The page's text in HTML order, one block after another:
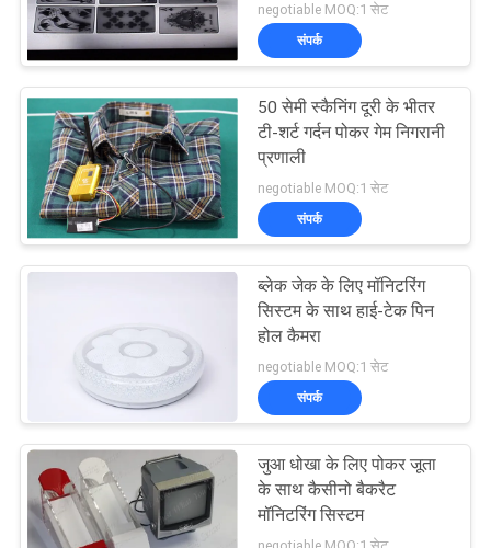
PRIVACY
POLICY
बैकएरैट धोखा प्रणाली
30
पासा धोखाधड़ी डिवाइस
28
negotiable MOQ:1 सेट
संपर्क
50 सेमी स्कैनिंग दूरी के भीतर
टी-शर्ट गर्दन पोकर गेम निगरानी
प्रणाली
negotiable MOQ:1 सेट
संपर्क
ब्लेक जेक के लिए मॉनिटरिंग
सिस्टम के साथ हाई-टेक पिन
होल कैमरा
negotiable MOQ:1 सेट
संपर्क
जुआ धोखा के लिए पोकर जूता
के साथ कैसीनो बैकरैट
मॉनिटरिंग सिस्टम
negotiable MOQ:1 सेट